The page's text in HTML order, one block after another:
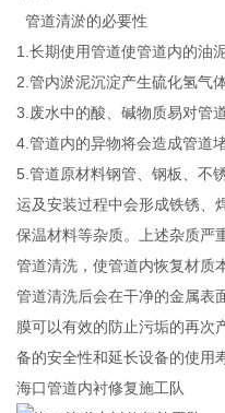
管道清淤的必要性
1.长期使用管道使管道内的油
2.管内淤泥沉淀产生硫化氢气
3.废水中的酸、碱物质易对管
4.管道内的异物将会造成管道堵
5.管道原材料钢管、钢板、不
运及安装过程中会形成铁锈、
保温材料等杂质。上述杂质严
管道清洗，使管道内恢复材质
管道清洗后会在干净的金属表
膜可以有效的防止污垢的再次
备的安全性和延长设备的使用
海口管道内衬修复施工队